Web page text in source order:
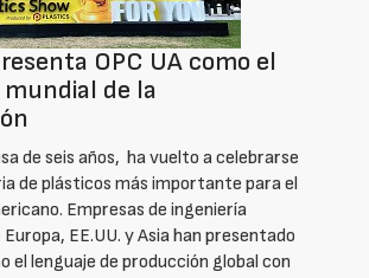
OPC UA como el
de la
de seis años, ha vuelto a celebrarse
de plásticos más importante para el
Empresas de ingeniería
EE.UU. y Asia han presentado
el lenguaje de producción global con